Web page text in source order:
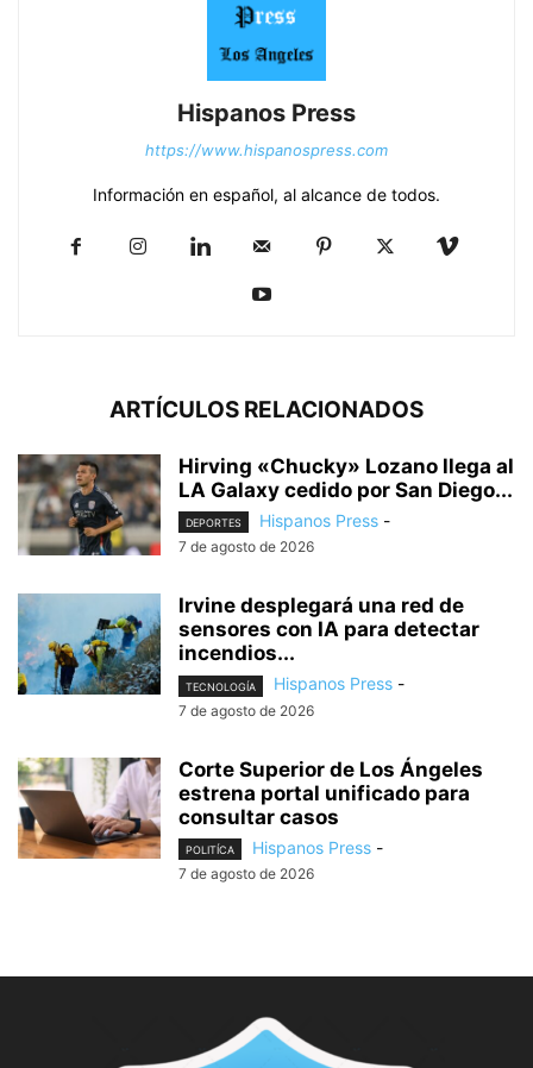
Hispanos Press
https://www.hispanospress.com
Información en español, al alcance de todos.
ARTÍCULOS RELACIONADOS
Hirving «Chucky» Lozano llega al
LA Galaxy cedido por San Diego...
DEPORTES Hispanos Press -
7 de agosto de 2026
Irvine desplegará una red de
sensores con IA para detectar
incendios...
TECNOLOGÍA Hispanos Press -
7 de agosto de 2026
Corte Superior de Los Ángeles
estrena portal unificado para
consultar casos
POLITÍCA Hispanos Press -
7 de agosto de 2026